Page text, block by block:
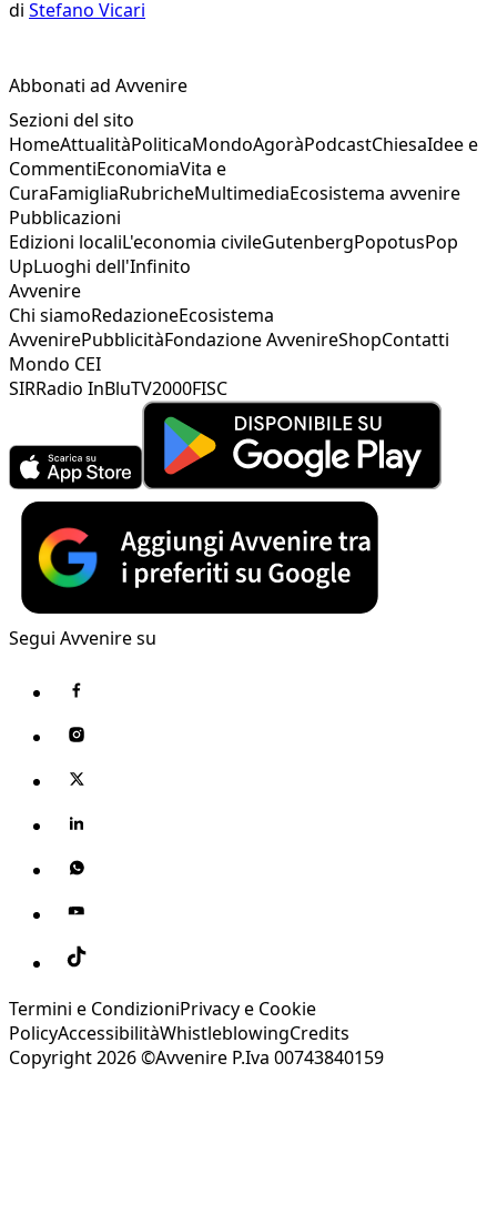
di Stefano Vicari
Abbonati ad Avvenire
Sezioni del sito
HomeAttualitàPoliticaMondoAgoràPodcastChiesaIdee e
CommentiEconomiaVita e
CuraFamigliaRubricheMultimediaEcosistema avvenire
Pubblicazioni
Edizioni localiL'economia civileGutenbergPopotusPop
UpLuoghi dell'Infinito
Avvenire
Chi siamoRedazioneEcosistema
AvvenirePubblicitàFondazione AvvenireShopContatti
Mondo CEI
SIRRadio InBluTV2000FISC
Segui Avvenire su
Termini e CondizioniPrivacy e Cookie
PolicyAccessibilitàWhistleblowingCredits
Copyright 2026 ©Avvenire P.Iva 00743840159